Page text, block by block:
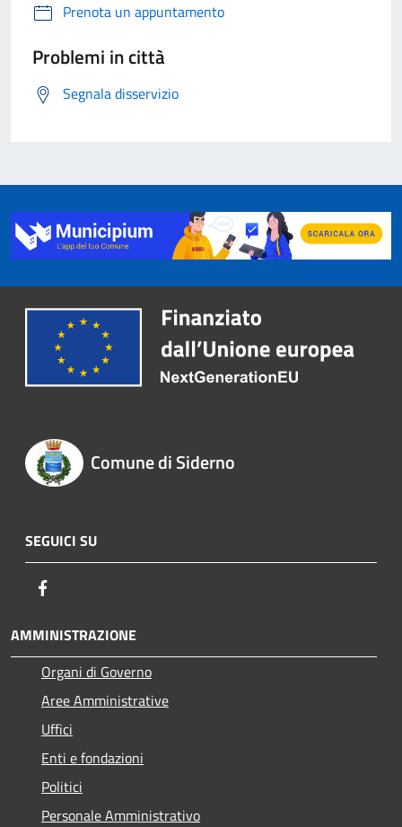
Prenota un appuntamento
Problemi in città
Segnala disservizio
Comune di Siderno
SEGUICI SU
AMMINISTRAZIONE
Organi di Governo
Aree Amministrative
Uffici
Enti e fondazioni
Politici
Personale Amministrativo